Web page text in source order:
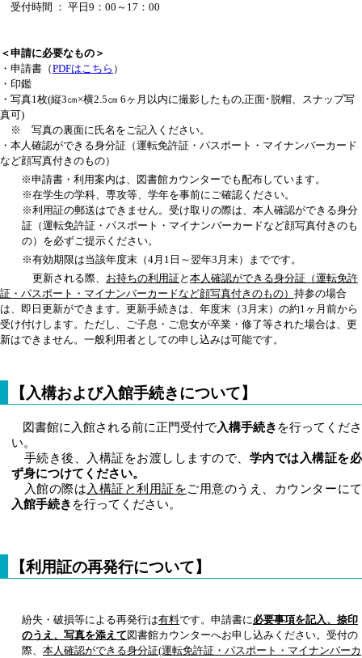
受付時間 ： 平日9：00～17：00
＜申請に必要なもの＞
・ 申請書（PDFはこちら ）
・印鑑
・写真1枚(縦3㎝×横2.5㎝ 6ヶ月以内に撮影したもの,正面･脱帽、スナップ写
真可)
※ 写真の裏面に氏名をご記入ください。
・本人確認ができる身分証 （運転免許証・パスポート・マイナンバーカード
など顔写真付きのもの）
※申請書・利用案内は、図書館カウンターでも配布しています。
※在学生の学科、専攻等、学年を事前にご確認ください。
※利用証の郵送はできません。受け取りの際は、本人確認ができる身分
証（運転免許証・パスポート・マイナンバーカードなど顔写真付きのも
の）を必ずご提示ください。
※有効期限は当該年度末（4月1日～翌年3月末）までです。
更新される際、 お持ちの利用証と 本人確認ができる身分証（運転免許
証・パスポート・マイナンバーカードなど顔写真付きのもの） 持参の場合
は、即日更新ができます。更新手続きは、年度末（3月末）の約1ヶ月前から
受け付けします。ただし、ご子息・ご息女が卒業・修了等された場合は、更
新はできません。一般利用者としての申し込みは可能です。
【入構および入館手続きについて】
図書館に入館される前に正門受付で入構手続き を行ってくださ
い。
手続き後、入構証をお渡ししますので、 学内では入構証を必
ず身につけてください。
入館の際は 入構証と利用証をご用意のうえ、カウンターにて
入館手続き を行ってください。
【利用証の再発行について】
紛失・破損等による再発行は有料です。申請書に必要事項を記入、捺印
のうえ、写真を添えて 図書館カウンターへお申し込みください。受付の
際、 本人確認ができる身分証(運転免許証・パスポート・マイナンバーカ